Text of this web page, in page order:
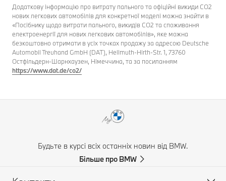
Додаткову інформацію про витрату пального та офіційні викиди CO2
нових легкових автомобілів для конкретної моделі можна знайти в
«Посібнику щодо витрати пального, викидів CO2 та споживання
електроенергії для нових легкових автомобілів», яке можна
безкоштовно отримати в усіх точках продажу за адресою Deutsche
Automobil Treuhand GmbH (DAT), Hellmuth-Hirth-Str. 1, 73760
Остфільдерн-Шарнхаузен, Німеччина, та за посиланням
https://www.dat.de/co2/
Будьте в курсі всіх останніх новин від BMW.
Більше про BMW